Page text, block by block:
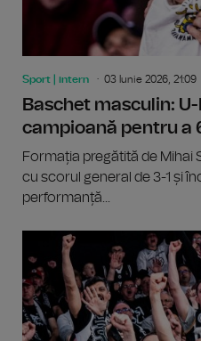
Sport | intern 03 Iunie 2026, 21:09
Baschet masculin:
campioană pentru a
Formația pregătită de Mihai
cu scorul general de 3-1 și
performanță...